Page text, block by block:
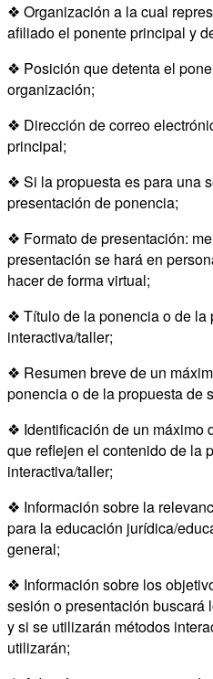
❖ Organización a la cual
afiliado el ponente principal y
❖ Posición que detenta el
organización;
❖ Dirección de correo
principal;
❖ Si la propuesta es para una
presentación de ponencia;
❖ Formato de presentación:
presentación se hará en
hacer de forma virtual;
❖ Título de la ponencia o de la
interactiva/taller;
❖ Resumen breve de un
ponencia o de la propuesta de
❖ Identificación de un máximo
que reflejen el contenido de la
interactiva/taller;
❖ Información sobre la
para la educación jurídica/
general;
❖ Información sobre los
sesión o presentación buscará
y si se utilizarán métodos
utilizarán;